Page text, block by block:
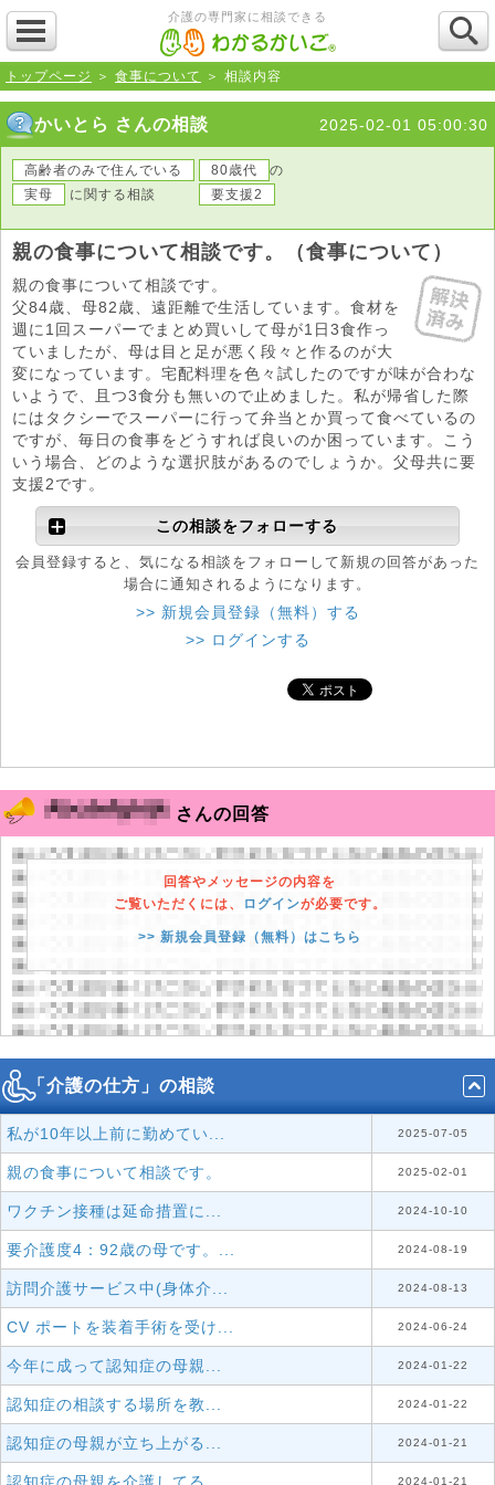
介護の専門家に相談できる
トップページ ＞ 食事について ＞ 相談内容
かいとら さんの相談 2025-02-01 05:00:30
高齢者のみで住んでいる 80歳代
の
実母
に関する相談 要支援2
親の食事について相談です。（食事について）
親の食事について相談です。
父84歳、母82歳、遠距離で生活しています。食材を
週に1回スーパーでまとめ買いして母が1日3食作っ
ていましたが、母は目と足が悪く段々と作るのが大
変になっています。宅配料理を色々試したのですが味が合わな
いようで、且つ3食分も無いので止めました。私が帰省した際
にはタクシーでスーパーに行って弁当とか買って食べているの
ですが、毎日の食事をどうすれば良いのか困っています。こう
いう場合、どのような選択肢があるのでしょうか。父母共に要
支援2です。
この相談をフォローする
会員登録すると、気になる相談をフォローして新規の回答があった
場合に通知されるようになります。
>> 新規会員登録（無料）する
>> ログインする
さんの回答
回答やメッセージの内容を
ご覧いただくには、
ログインが必要です。
>> 新規会員登録（無料）はこちら
「介護の仕方」の相談
私が10年以上前に勤めてい... 2025-07-05
親の食事について相談です。 2025-02-01
ワクチン接種は延命措置に... 2024-10-10
要介護度4：92歳の母です。... 2024-08-19
訪問介護サービス中(身体介... 2024-08-13
CV ポートを装着手術を受け... 2024-06-24
今年に成って認知症の母親... 2024-01-22
認知症の相談する場所を教... 2024-01-22
認知症の母親が立ち上がる... 2024-01-21
2024-01-21